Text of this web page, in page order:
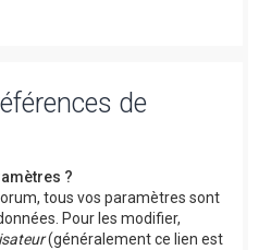
de
?
tous vos paramètres sont
Pour les modifier,
(généralement ce lien est